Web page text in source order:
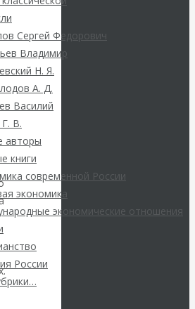
Сергей Федорович
Владимир
Н. Я.
А. Д.
Василий
В.
авторы
книги
современной России
экономика
экономические отношения
России
в
Кто